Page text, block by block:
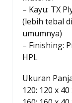
– Kayu: TX
(lebih tebal
umumnya)
– Finishing:
HPL
Ukuran
120: 120 x